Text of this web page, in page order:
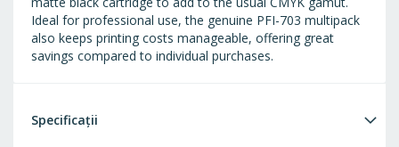
Ideal for professional use, the genuine PFI-703 multipack
also keeps printing costs manageable, offering great
savings compared to individual purchases.
Specificații